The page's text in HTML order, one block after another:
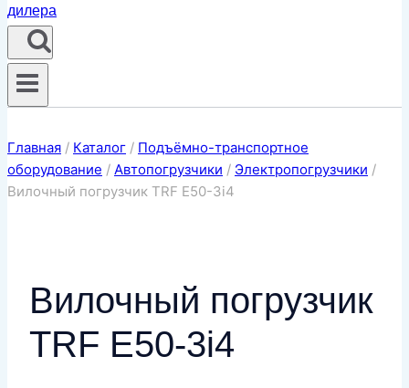
Главная / Каталог / Подъёмно-транспортное
оборудование / Автопогрузчики / Электропогрузчики /
Вилочный погрузчик TRF E50-3i4
Вилочный погрузчик
TRF E50-3i4